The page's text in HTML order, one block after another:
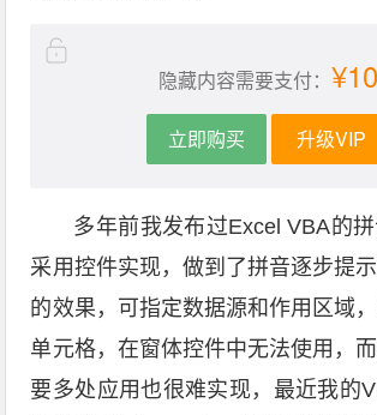
隐藏内容需要支付： ¥10
立即购买 升级VIP
多年前我发布过Excel VBA的拼
采用控件实现，做到了拼音逐步提
的效果，可指定数据源和作用区域
单元格，在窗体控件中无法使用，
要多处应用也很难实现，最近我的